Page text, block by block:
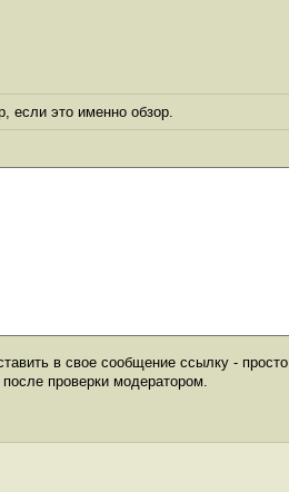
если это именно обзор.
в свое сообщение ссылку - просто
проверки модератором.